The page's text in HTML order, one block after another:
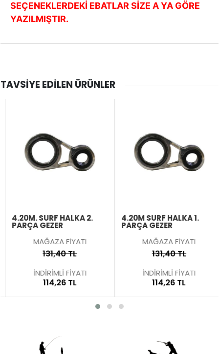
SEÇENEKLERDEKİ EBATLAR SİZE A YA GÖRE
YAZILMIŞTIR.
TAVSIYE EDILEN ÜRÜNLER
4.20M. SURF HALKA 2.
PARÇA GEZER
MAĞAZA FİYATI
131,40 TL
İNDİRİMLİ FİYATI
114,26 TL
4.20M SURF HALKA 1.
PARÇA GEZER
MAĞAZA FİYATI
131,40 TL
İNDİRİMLİ FİYATI
114,26 TL